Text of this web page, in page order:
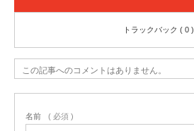
トラックバック ( 0 )
この記事へのコメントはありません。
名前 ( 必須 )